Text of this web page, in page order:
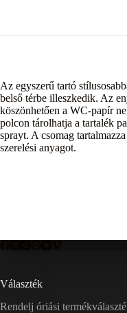
Az egyszerű tartó
belső térbe illeszkedik. Az
köszönhetően a WC-papír
polcon tárolhatja a tartalék
sprayt. A csomag
szerelési anyagot.
Választék
Rendelj óriási